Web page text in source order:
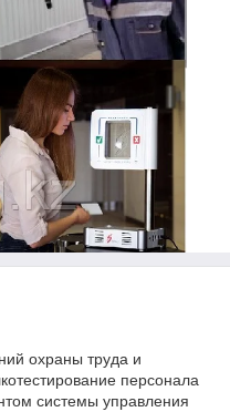
охраны труда и
персонала
системы управления